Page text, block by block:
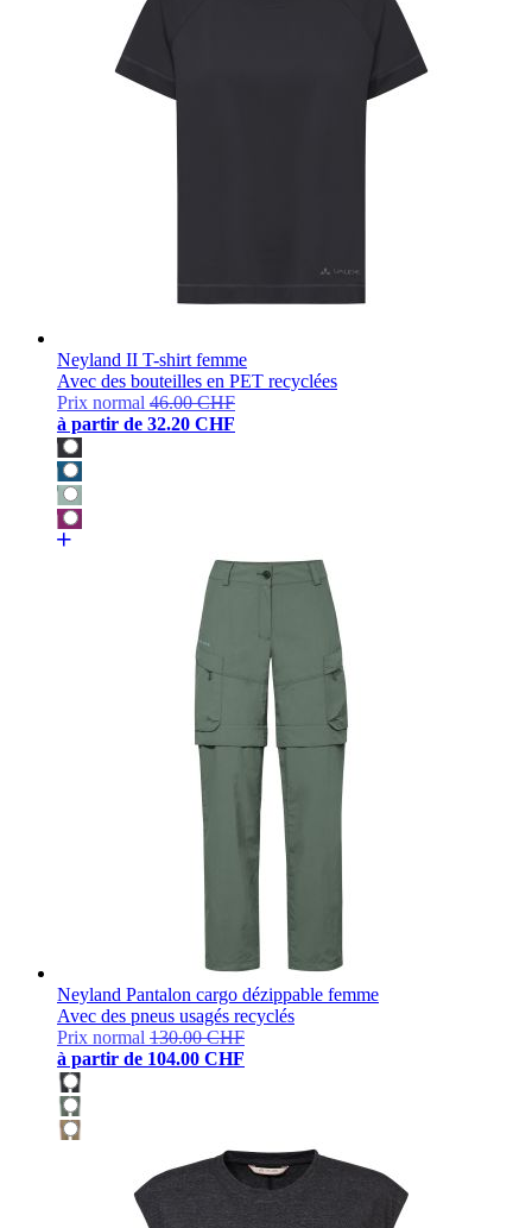
Neyland II T-shirt femme
Avec des bouteilles en PET recyclées
Prix normal 46.00 CHF
à partir de 32.20 CHF
Neyland Pantalon cargo dézippable femme
Avec des pneus usagés recyclés
Prix normal 130.00 CHF
à partir de 104.00 CHF